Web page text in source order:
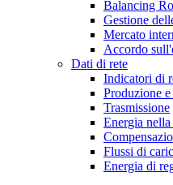
Balancing
Gestione
Mercato
Accordo
Dati di rete
Indicatori di
Produzione
Trasmissione
Energia nella
Flussi di
Energia di